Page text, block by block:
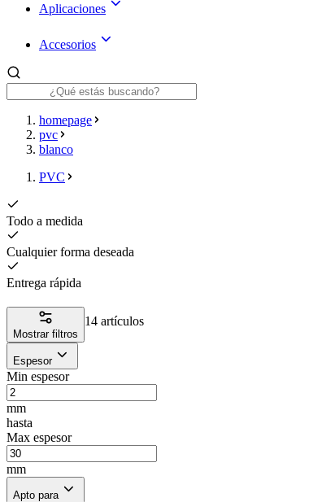
Aplicaciones
Accesorios
homepage
pvc
blanco
PVC
Todo a medida
Cualquier forma deseada
Entrega rápida
Mostrar filtros
14 artículos
Espesor
Min espesor
mm
hasta
Max espesor
mm
Apto para